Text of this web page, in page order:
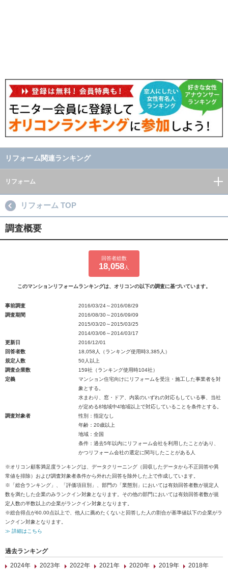
リフォーム関連ランキング
リフォーム
リフォーム TOP
調査概要
回答者総数
18,058 人
このマンションリフォームランキングは、オリコンの以下の調査に基づいています。
事前調査
2016/03/24～2016/08/29
調査期間
2016/08/30～2016/09/09
2015/03/20～2015/03/25
2014/03/06～2014/03/17
更新日
2016/12/01
回答者数
18,058人（ランキング使用時3,385人）
規定人数
50人以上
調査企業数
159社（ランキング使用時104社）
定義
マンション住宅向けにリフォームを受注・施工した事業者を対
象とする。
水まわり、窓・ドア、内装のいずれの対応もしている事、当社
が定める8地域中4地域以上で対応していることを条件とする。
調査対象者
性別：指定なし
年齢：20歳以上
地域：全国
条件：過去5年以内にリフォーム会社を利用したことがあり、
かつリフォーム会社の選定に関与したことがある人
※オリコン顧客満足度ランキングは、データクリーニング（回収したデータから不正回答や異
常値を排除）および調査対象者条件から外れた回答を除外した上で作成しています。
※「総合ランキング」、「評価項目別」、部門の「業態別」においては有効回答者数が規定人
数を満たした企業のみランクイン対象となります。その他の部門においては有効回答者数が規
定人数の半数以上の企業がランクイン対象となります。
※総合得点が60.00点以上で、他人に薦めたくないと回答した人の割合が基準値以下の企業がラ
ンクイン対象となります。
≫ 詳細はこちら
過去ランキング
2024年
2023年 2022年 2021年 2020年 2019年
2018年